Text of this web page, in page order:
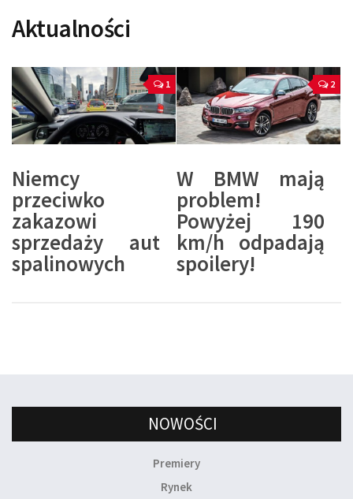
Aktualności
1
Niemcy
przeciwko
zakazowi
sprzedaży aut
spalinowych
2
W BMW mają
problem!
Powyżej 190
km/h odpadają
spoilery!
NOWOŚCI
Premiery
Rynek